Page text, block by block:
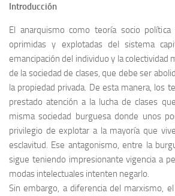
Introducción
El anarquismo como teoría socio
oprimidas y explotadas del sistema
emancipación del individuo y la colectividad
de la sociedad de clases, que debe ser
la propiedad privada. De esta manera, los
prestado atención a la lucha de clases
misma sociedad burguesa donde unos
privilegio de explotar a la mayoría que
esclavitud. Ese antagonismo, entre la
sigue teniendo impresionante vigencia a
modas intelectuales intenten negarlo.
Sin embargo, a diferencia del marxismo,